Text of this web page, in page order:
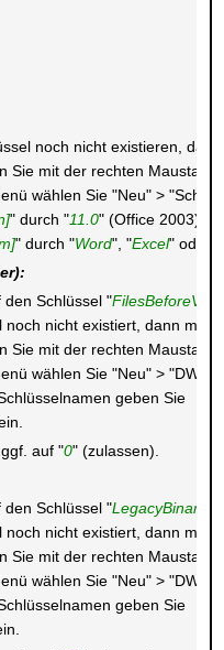
noch nicht existieren,
Sie mit der rechten
wählen Sie "Neu" >
" durch "11.0" (Office 2003)
" durch "Word", "Excel" oder "
den Schlüssel "
noch nicht existiert, dann
Sie mit der rechten
wählen Sie "Neu" >
geben Sie
auf "0" (zulassen).
den Schlüssel "
noch nicht existiert, dann
Sie mit der rechten
wählen Sie "Neu" >
geben Sie